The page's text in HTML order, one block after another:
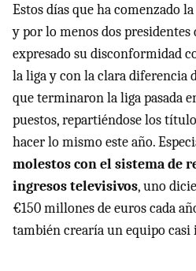
Estos días que ha comenzado
y por lo menos dos presidentes
expresado su disconformidad
la liga y con la clara diferencia
que terminaron la liga pasada
puestos, repartiéndose los
hacer lo mismo este año.
molestos con el sistema de
ingresos televisivos, uno
€150 millones de euros cada
también crearía un equipo casi